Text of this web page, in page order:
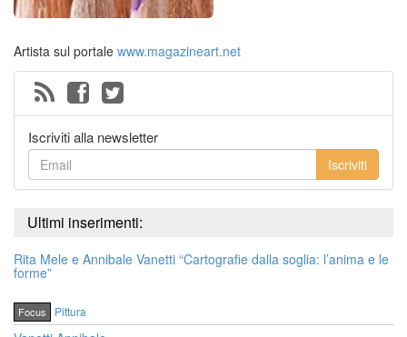
Artista sul portale www.magazineart.net
Iscriviti alla newsletter
Iscriviti
Ultimi inserimenti:
Rita Mele e Annibale Vanetti “Cartografie dalla soglia: l’anima e le
forme”
Focus Pittura